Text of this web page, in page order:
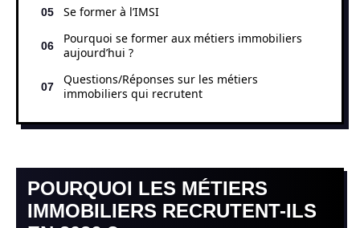
Se former à l’IMSI
Pourquoi se former aux métiers immobiliers
aujourd’hui ?
Questions/Réponses sur les métiers
immobiliers qui recrutent
POURQUOI LES MÉTIERS
IMMOBILIERS RECRUTENT-ILS